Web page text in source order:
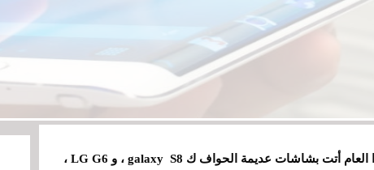
لعام أتت بشاشات عديمة الحواف ك galaxy S8 ، و LG G6 ،